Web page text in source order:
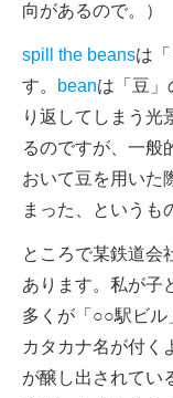
向があるので。）
spill the beansは
す。
beanは「豆」
り返してしまう光
るのですが、一般
おいて豆を用いた
まった、というも
ところで某鉄道会
あります。私が子
多くが「○○駅ビル
カタカナ名が付く
が醸し出されてい